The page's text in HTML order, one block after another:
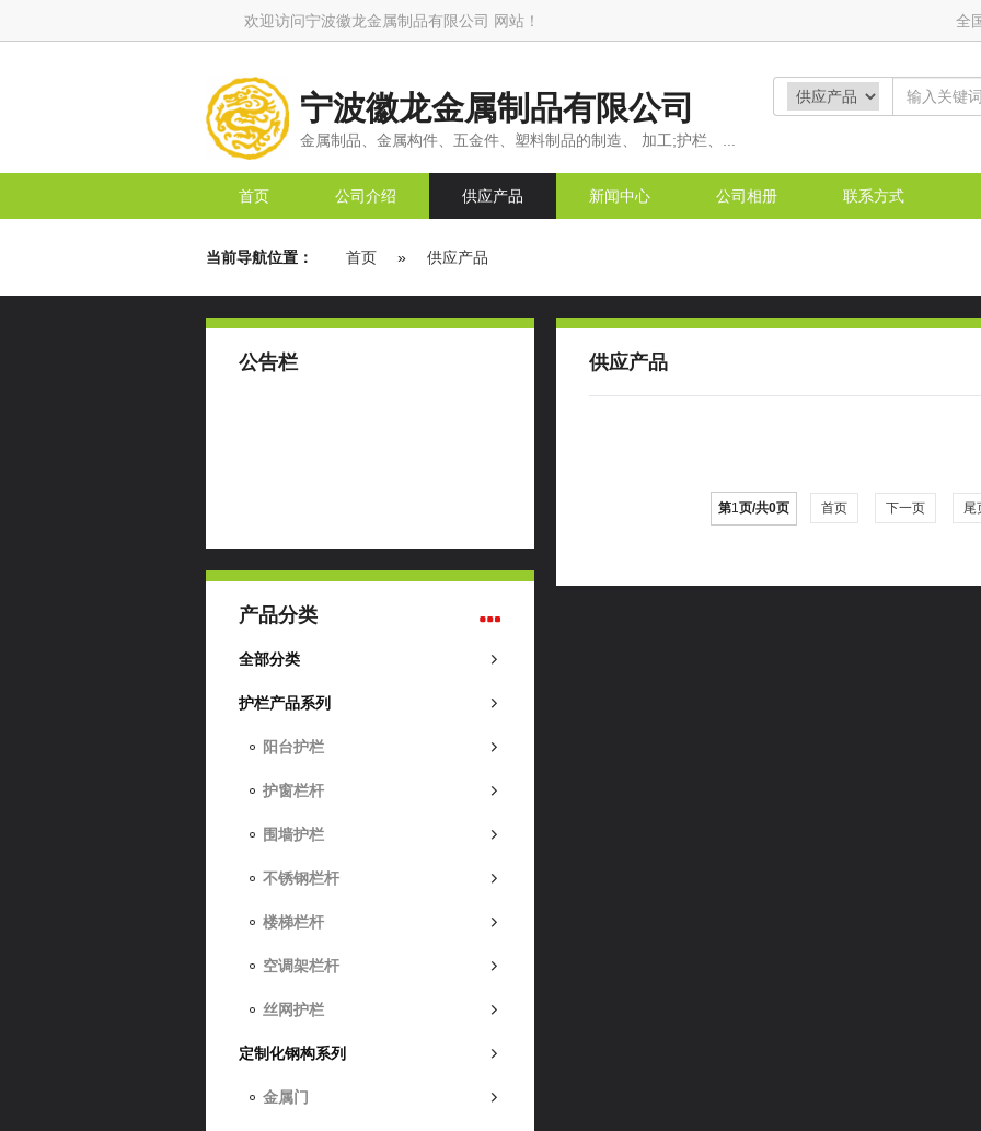
欢迎访问宁波徽龙金属制品有限公司 网站！ 全
宁波徽龙金属制品有限公司
金属制品、金属构件、五金件、塑料制品的制造、 加工;护栏、...
首页 公司介绍 供应产品 新闻中心 公司相册 联系方式
当前导航位置： 首页 » 供应产品
公告栏
产品分类
全部分类
护栏产品系列
阳台护栏
护窗栏杆
围墙护栏
不锈钢栏杆
楼梯栏杆
空调架栏杆
丝网护栏
定制化钢构系列
金属门
供应产品
第1页/共0页 首页 下一页 尾